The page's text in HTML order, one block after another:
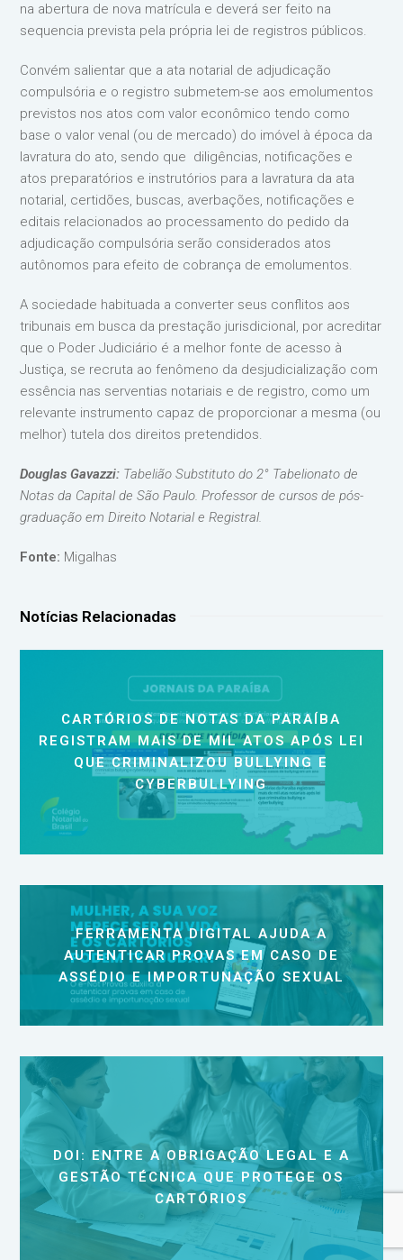
na abertura de nova matrícula e deverá ser feito na
sequencia prevista pela própria lei de registros públicos.
Convém salientar que a ata notarial de adjudicação
compulsória e o registro submetem-se aos emolumentos
previstos nos atos com valor econômico tendo como
base o valor venal (ou de mercado) do imóvel à época da
lavratura do ato, sendo que diligências, notificações e
atos preparatórios e instrutórios para a lavratura da ata
notarial, certidões, buscas, averbações, notificações e
editais relacionados ao processamento do pedido da
adjudicação compulsória serão considerados atos
autônomos para efeito de cobrança de emolumentos.
A sociedade habituada a converter seus conflitos aos
tribunais em busca da prestação jurisdicional, por acreditar
que o Poder Judiciário é a melhor fonte de acesso à
Justiça, se recruta ao fenômeno da desjudicialização com
essência nas serventias notariais e de registro, como um
relevante instrumento capaz de proporcionar a mesma (ou
melhor) tutela dos direitos pretendidos.
Douglas Gavazzi: Tabelião Substituto do 2° Tabelionato de
Notas da Capital de São Paulo. Professor de cursos de pós-
graduação em Direito Notarial e Registral.
Fonte: Migalhas
Notícias Relacionadas
CARTÓRIOS DE NOTAS DA PARAÍBA
REGISTRAM MAIS DE MIL ATOS APÓS LEI
QUE CRIMINALIZOU BULLYING E
CYBERBULLYING
FERRAMENTA DIGITAL AJUDA A
AUTENTICAR PROVAS EM CASO DE
ASSÉDIO E IMPORTUNAÇÃO SEXUAL
DOI: ENTRE A OBRIGAÇÃO LEGAL E A
GESTÃO TÉCNICA QUE PROTEGE OS
CARTÓRIOS